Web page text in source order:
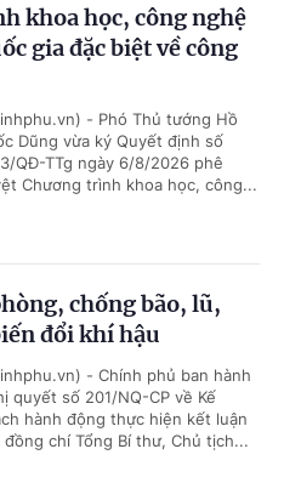
khoa học, công nghệ
gia đặc biệt về công
- Phó Thủ tướng Hồ
Dũng vừa ký Quyết định số
QĐ-TTg ngày 6/8/2026 phê
Chương trình khoa học, công...
chống bão, lũ,
đổi khí hậu
- Chính phủ ban hành
quyết số 201/NQ-CP về Kế
hành động thực hiện kết luận
đồng chí Tổng Bí thư, Chủ tịch...